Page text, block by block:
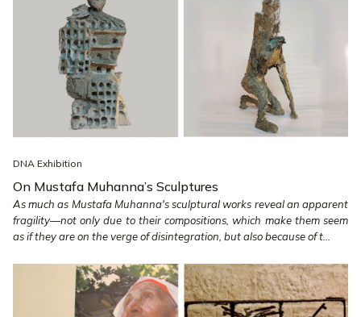
DNA Exhibition
On Mustafa Muhanna’s Sculptures
As much as Mustafa Muhanna's sculptural works reveal an apparent
fragility—not only due to their compositions, which make them seem
as if they are on the verge of disintegration, but also because of t...